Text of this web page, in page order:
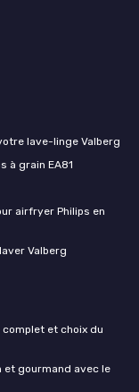
lave-linge Valberg
à grain EA81
airfryer Philips en
Valberg
et choix du
et gourmand avec le